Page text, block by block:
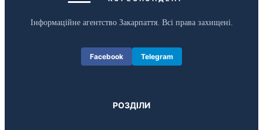
Інформаційне агентство Закарпаття. Всі права захищені.
Facebook Telegram
РОЗДІЛИ